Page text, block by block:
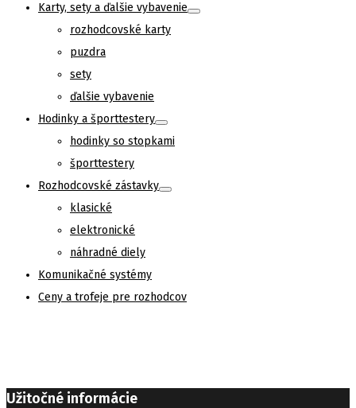
Karty, sety a ďalšie vybavenie
rozhodcovské karty
puzdra
sety
ďalšie vybavenie
Hodinky a športtestery
hodinky so stopkami
športtestery
Rozhodcovské zástavky
klasické
elektronické
náhradné diely
Komunikačné systémy
Ceny a trofeje pre rozhodcov
Užitočné informácie